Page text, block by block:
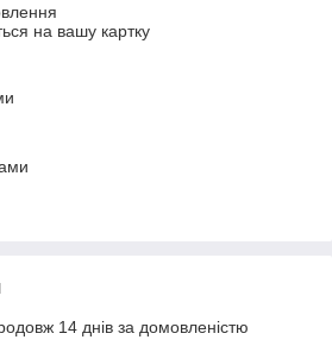
на вашу картку
14 днів за домовленістю